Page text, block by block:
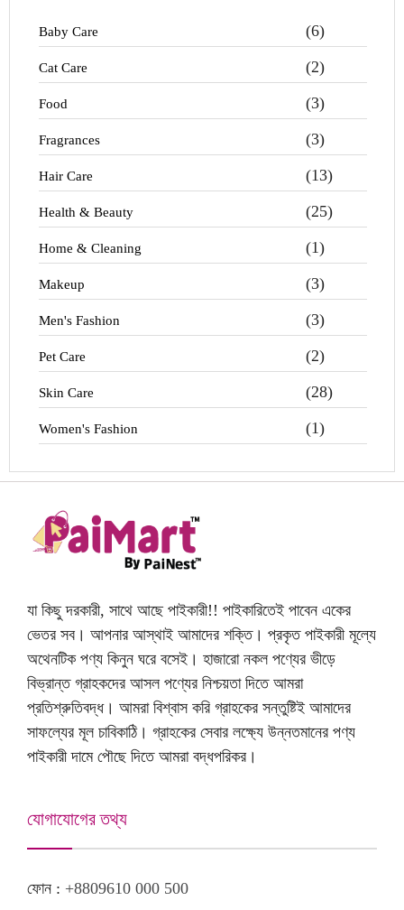
Baby Care (6)
Cat Care (2)
Food (3)
Fragrances (3)
Hair Care (13)
Health & Beauty (25)
Home & Cleaning (1)
Makeup (3)
Men's Fashion (3)
Pet Care (2)
Skin Care (28)
Women's Fashion (1)
যা কিছু দরকারী, সাথে আছে পাইকারী!! পাইকারিতেই পাবেন একের
ভেতর সব। আপনার আস্থাই আমাদের শক্তি। প্রকৃত পাইকারী মূল্যে
অথেনটিক পণ্য কিনুন ঘরে বসেই। হাজারো নকল পণ্যের ভীড়ে
বিভ্রান্ত গ্রাহকদের আসল পণ্যের নিশ্চয়তা দিতে আমরা
প্রতিশ্রুতিবদ্ধ। আমরা বিশ্বাস করি গ্রাহকের সন্তুষ্টিই আমাদের
সাফল্যের মূল চাবিকাঠি। গ্রাহকের সেবার লক্ষ্যে উন্নতমানের পণ্য
পাইকারী দামে পৌছে দিতে আমরা বদ্ধপরিকর।
যোগাযোগের তথ্য
ফোন : +8809610 000 500